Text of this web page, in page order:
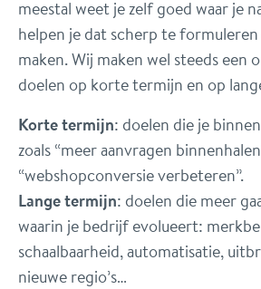
meestal weet je zelf goed waar je
helpen je dat scherp te
maken. Wij maken wel steeds een
doelen op korte termijn en op
Korte termijn: doelen die je
zoals “meer aanvragen
“webshopconversie verbeteren”.
Lange termijn: doelen die meer
waarin je bedrijf evolueert:
schaalbaarheid, automatisatie,
nieuwe regio’s…